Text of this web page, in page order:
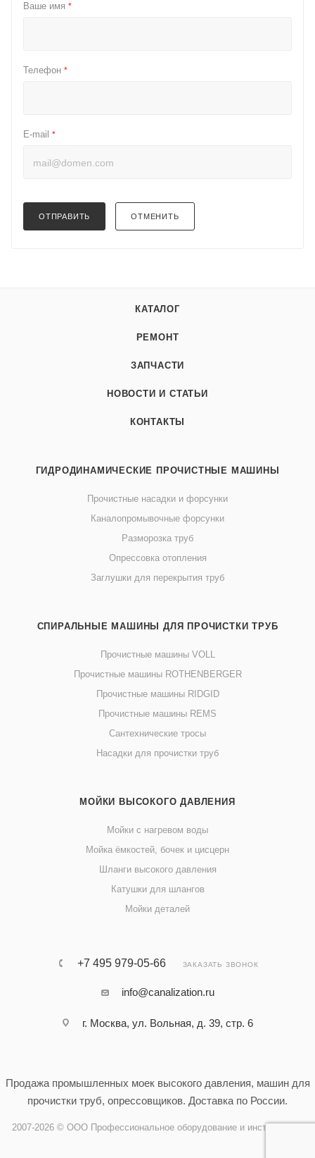
Ваше имя *
Телефон *
E-mail *
ОТПРАВИТЬ ОТМЕНИТЬ
КАТАЛОГ
РЕМОНТ
ЗАПЧАСТИ
НОВОСТИ И СТАТЬИ
КОНТАКТЫ
ГИДРОДИНАМИЧЕСКИЕ ПРОЧИСТНЫЕ МАШИНЫ
Прочистные насадки и форсунки
Каналопромывочные форсунки
Разморозка труб
Опрессовка отопления
Заглушки для перекрытия труб
СПИРАЛЬНЫЕ МАШИНЫ ДЛЯ ПРОЧИСТКИ ТРУБ
Прочистные машины VOLL
Прочистные машины ROTHENBERGER
Прочистные машины RIDGID
Прочистные машины REMS
Сантехнические тросы
Насадки для прочистки труб
МОЙКИ ВЫСОКОГО ДАВЛЕНИЯ
Мойки с нагревом воды
Мойка ёмкостей, бочек и цисцерн
Шланги высокого давления
Катушки для шлангов
Мойки деталей
+7 495 979-05-66 ЗАКАЗАТЬ ЗВОНОК
info@canalization.ru
г. Москва, ул. Вольная, д. 39, стр. 6
Продажа промышленных моек высокого давления, машин для
прочистки труб, опрессовщиков. Доставка по России.
2007-2026 © ООО Профессиональное оборудование и инструменты